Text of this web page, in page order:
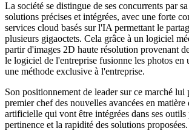
La société se distingue de ses concurrents par
solutions précises et intégrées, avec une forte
services cloud basés sur l'IA permettant le
plusieurs gigaoctets. Cela grâce à un logiciel
partir d'images 2D haute résolution provenant
le logiciel de l'entreprise fusionne les photos en
une méthode exclusive à l'entreprise.
Son positionnement de leader sur ce marché lui
premier chef des nouvelles avancées en
artificielle qui vont être intégrées dans ses
pertinence et la rapidité des solutions proposées.